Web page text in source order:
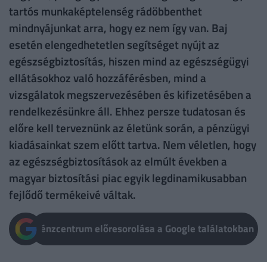
tartós munkaképtelenség rádöbbenthet
mindnyájunkat arra, hogy ez nem így van. Baj
esetén elengedhetetlen segítséget nyújt az
egészségbiztosítás, hiszen mind az egészségügyi
ellátásokhoz való hozzáférésben, mind a
vizsgálatok megszervezésében és kifizetésében a
rendelkezésünkre áll. Ehhez persze tudatosan és
előre kell terveznünk az életünk során, a pénzügyi
kiadásainkat szem előtt tartva. Nem véletlen, hogy
az egészségbiztosítások az elmúlt években a
magyar biztosítási piac egyik legdinamikusabban
fejlődő termékeivé váltak.
Pénzcentrum előresorolása a Google találatokban